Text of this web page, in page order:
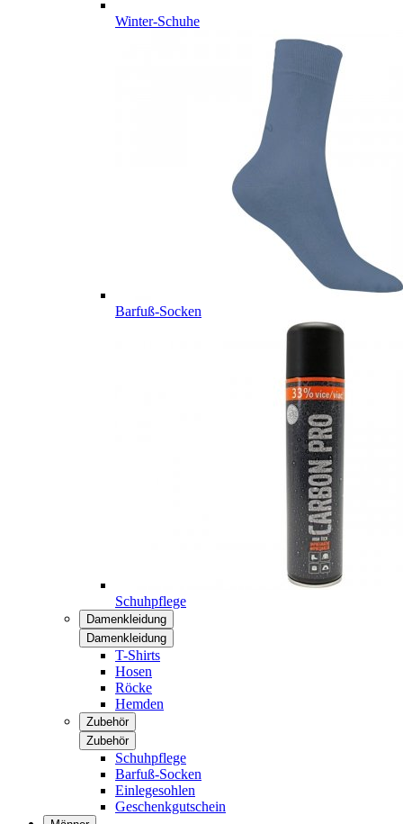
Winter-Schuhe
Barfuß-Socken
Schuhpflege
Damenkleidung
Damenkleidung
T-Shirts
Hosen
Röcke
Hemden
Zubehör
Zubehör
Schuhpflege
Barfuß-Socken
Einlegesohlen
Geschenkgutschein